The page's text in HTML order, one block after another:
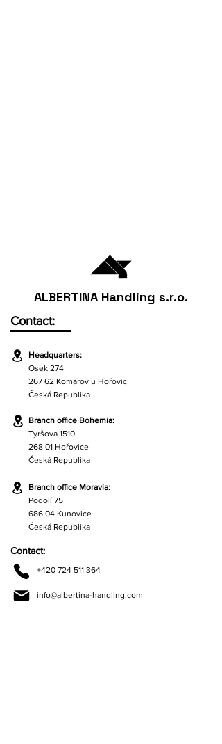
ALBERTINA Handling s.r.o.
Contact:
Headquarters:
Osek 274
267 62 Komárov u Hořovic
Česká Republika
Branch office Bohemia:
Tyršova 1510
268 01 Hořovice
Česká Republika
Branch office Moravia:
Podolí 75
686 04 Kunovice
Česká Republika
Contact:
+420 724 511 364
info@albertina-handling.com